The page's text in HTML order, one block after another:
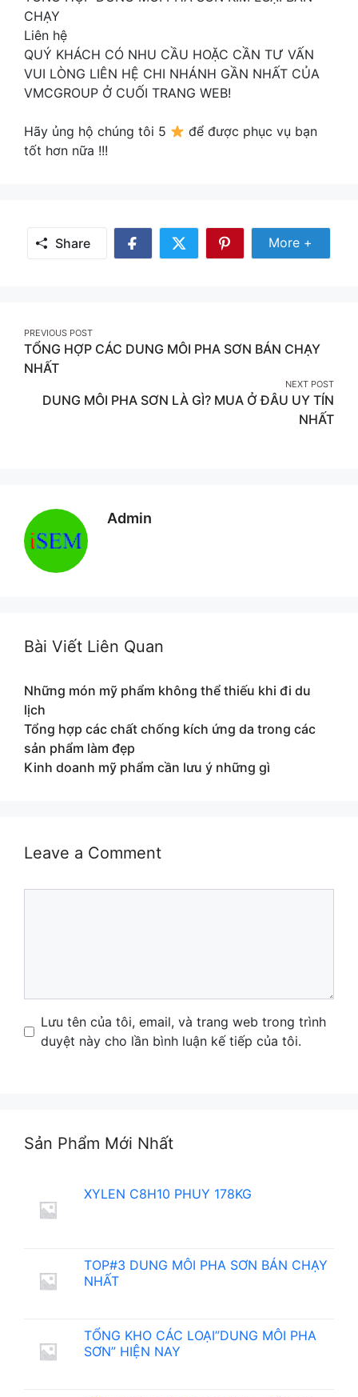
CHẠY
Liên hệ
QUÝ KHÁCH CÓ NHU CẦU HOẶC CẦN TƯ VẤN
VUI LÒNG LIÊN HỆ CHI NHÁNH GẦN NHẤT CỦA
VMCGROUP Ở CUỐI TRANG WEB!
Hãy ủng hộ chúng tôi 5
để được phục vụ bạn
tốt hơn nữa !!!
Share
Share
Share
Share
More
More +
Post
navigation
PREVIOUS POST
TỔNG HỢP CÁC DUNG MÔI PHA SƠN BÁN CHẠY
NHẤT
NEXT POST
DUNG MÔI PHA SƠN LÀ GÌ? MUA Ở ĐÂU UY TÍN
NHẤT
Admin
Bài Viết Liên Quan
Những món mỹ phẩm không thể thiếu khi đi du
lịch
Tổng hợp các chất chống kích ứng da trong các
sản phẩm làm đẹp
Kinh doanh mỹ phẩm cần lưu ý những gì
Leave a Comment
Name
Email
Website
Lưu tên của tôi, email, và trang web trong trình
duyệt này cho lần bình luận kế tiếp của tôi.
Sản Phẩm Mới Nhất
XYLEN C8H10 PHUY 178KG
TOP#3 DUNG MÔI PHA SƠN BÁN CHẠY
NHẤT
TỔNG KHO CÁC LOẠI”DUNG MÔI PHA
SƠN” HIỆN NAY